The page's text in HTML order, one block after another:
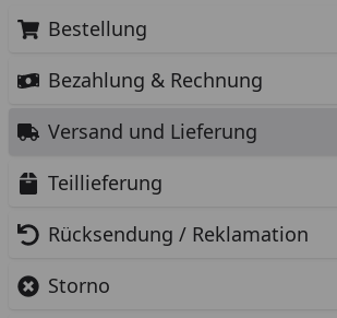
Bestellung
Bezahlung & Rechnung
Versand und Lieferung
Teillieferung
Rücksendung / Reklamation
Storno